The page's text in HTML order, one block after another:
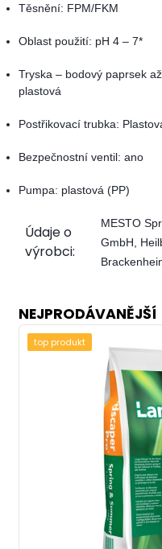
Těsnění: FPM/FKM
Oblast použití: pH 4 – 7*
Tryska – bodový paprsek
plastová
Postřikovací trubka:
Bezpečnostní ventil: ano
Pumpa: plastová (PP)
Údaje o
výrobci:
MESTO
GmbH,
NEJPRODÁVANĚJŠÍ
top produkt